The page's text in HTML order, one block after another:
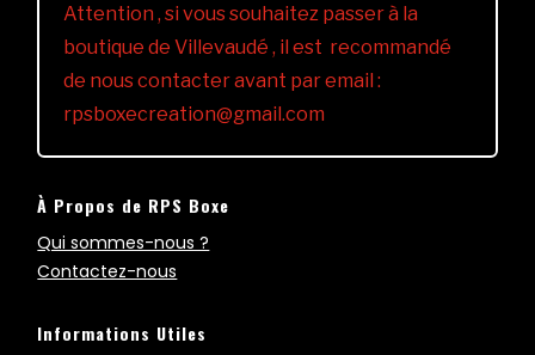
Attention , si vous souhaitez passer à la
boutique de Villevaudé , il est recommandé
de nous contacter avant par email :
rpsboxecreation@gmail.com
À Propos de RPS Boxe
Qui sommes-nous ?
Contactez-nous
Informations Utiles